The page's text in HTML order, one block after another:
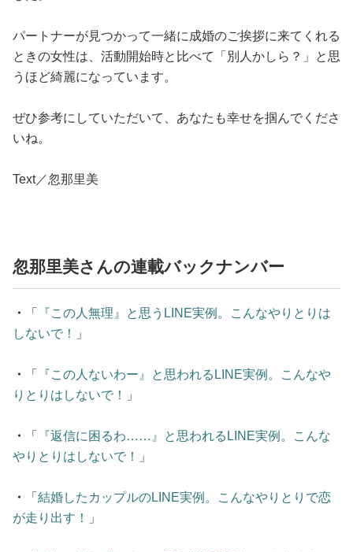
パートナーが見つかって一緒に成婚のご挨拶に来てくれる
ときの女性は、活動開始時と比べて「別人かしら？」と思
うほど綺麗になっています。
ぜひ参考にしていただいて、あなたも幸せを掴んでくださ
いね。
Text／忽那里美
忽那里美さんの連載バックナンバー
・ 「
『この人無理』と思うLINE実例。こんなやりとりは
しないで！
」
・ 「
『この人ないわー』と思われるLINE実例。こんなや
りとりはしないで！
」
・ 「
『返信に困るわ……』と思われるLINE実例。こんな
やりとりはしないで！
」
・ 「 結婚したカップルのLINE実例。こんなやりとりで恋
が走り出す！
」